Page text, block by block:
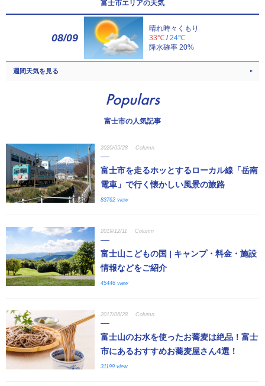
富士市エリアの天気
08/09
晴れ時々くもり
33℃ /24℃
降水確率 20%
週間天気を見る
Populars
富士市の人気記事
2020/05/28 Column
富士市を走るホッとするローカル線「岳南
電車」で行く懐かしい風景の旅路
83762 view
2019/12/11 Column
富士山こどもの国 | キャンプ・料金・施設
情報などをご紹介
45446 view
2017/06/28 Column
富士山のお水を使ったお蕎麦は絶品！富士
市にあるおすすめお蕎麦屋さん4選！
31199 view